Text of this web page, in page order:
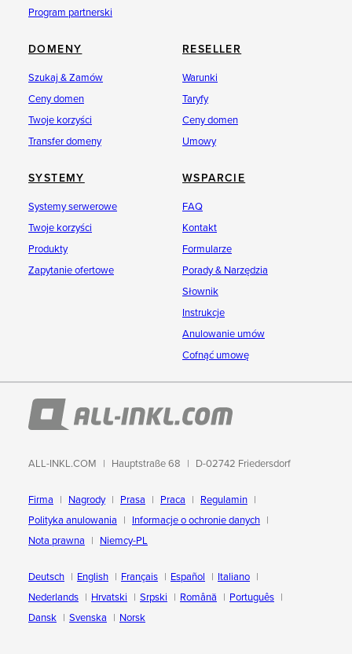
Program partnerski
DOMENY
Szukaj & Zamów
Ceny domen
Twoje korzyści
Transfer domeny
RESELLER
Warunki
Taryfy
Ceny domen
Umowy
SYSTEMY
Systemy serwerowe
Twoje korzyści
Produkty
Zapytanie ofertowe
WSPARCIE
FAQ
Kontakt
Formularze
Porady & Narzędzia
Słownik
Instrukcje
Anulowanie umów
Cofnąć umowę
ALL-INKL.COM Hauptstraße 68 D-02742 Friedersdorf
Firma Nagrody Prasa Praca
Regulamin
Polityka anulowania
Informacje o ochronie danych
Nota prawna
Niemcy-PL
Deutsch English Français Español
Italiano
Nederlands
Hrvatski Srpski Română
Português
Dansk
Svenska Norsk